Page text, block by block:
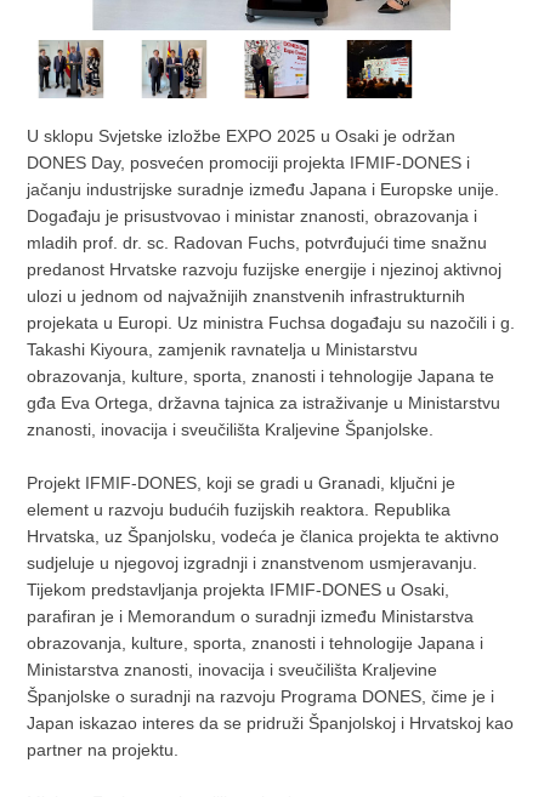
U sklopu Svjetske izložbe EXPO 2025 u Osaki je održan
DONES Day, posvećen promociji projekta IFMIF-DONES i
jačanju industrijske suradnje između Japana i Europske unije.
Događaju je prisustvovao i ministar znanosti, obrazovanja i
mladih prof. dr. sc. Radovan Fuchs, potvrđujući time snažnu
predanost Hrvatske razvoju fuzijske energije i njezinoj aktivnoj
ulozi u jednom od najvažnijih znanstvenih infrastrukturnih
projekata u Europi. Uz ministra Fuchsa događaju su nazočili i g.
Takashi Kiyoura, zamjenik ravnatelja u Ministarstvu
obrazovanja, kulture, sporta, znanosti i tehnologije Japana te
gđa Eva Ortega, državna tajnica za istraživanje u Ministarstvu
znanosti, inovacija i sveučilišta Kraljevine Španjolske.
Projekt IFMIF-DONES, koji se gradi u Granadi, ključni je
element u razvoju budućih fuzijskih reaktora. Republika
Hrvatska, uz Španjolsku, vodeća je članica projekta te aktivno
sudjeluje u njegovoj izgradnji i znanstvenom usmjeravanju.
Tijekom predstavljanja projekta IFMIF-DONES u Osaki,
parafiran je i Memorandum o suradnji između Ministarstva
obrazovanja, kulture, sporta, znanosti i tehnologije Japana i
Ministarstva znanosti, inovacija i sveučilišta Kraljevine
Španjolske o suradnji na razvoju Programa DONES, čime je i
Japan iskazao interes da se pridruži Španjolskoj i Hrvatskoj kao
partner na projektu.